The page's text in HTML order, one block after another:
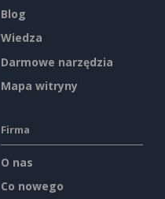
Blog
Wiedza
Darmowe narzędzia
Mapa witryny
Firma
O nas
Co nowego